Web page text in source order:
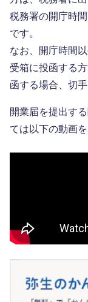
税務署の開庁時
です。
なお、開庁時間
受箱に投函する
函する場合、切
開業届を提出す
ては以下の動画